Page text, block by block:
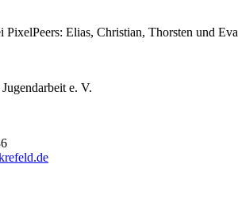
PixelPeers: Elias, Christian, Thorsten und Eva
e. V.